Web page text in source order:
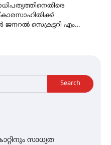
ജനറൽ സെക്രട്ടറി എം…
Search
സാധ്യത